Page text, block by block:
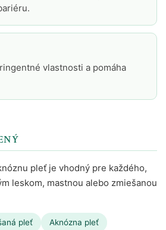
vlastnosti a pomáha
pleť je vhodný pre každého,
leskom, mastnou alebo zmiešanou
pleť Aknózna pleť